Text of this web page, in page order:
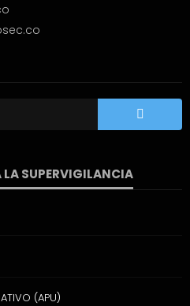
LA SUPERVIGILANCIA
(APU)